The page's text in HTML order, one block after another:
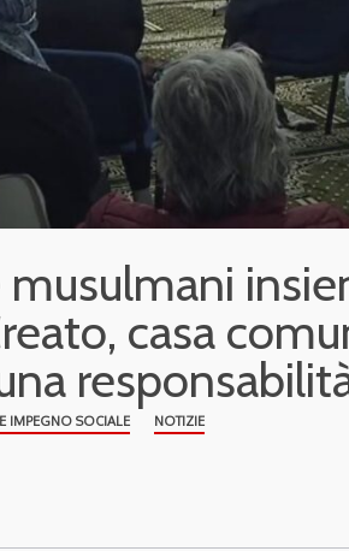
musulmani
casa
IMPEGNO SOCIALE NOTIZIE